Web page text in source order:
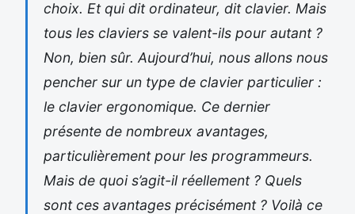
choix. Et qui dit ordinateur, dit clavier. Mais
tous les claviers se valent-ils pour autant ?
Non, bien sûr. Aujourd’hui, nous allons nous
pencher sur un type de clavier particulier :
le clavier ergonomique. Ce dernier
présente de nombreux avantages,
particulièrement pour les programmeurs.
Mais de quoi s’agit-il réellement ? Quels
sont ces avantages précisément ? Voilà ce